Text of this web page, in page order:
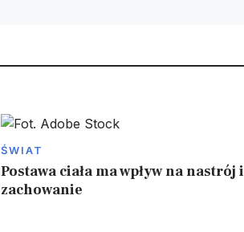
ŚWIAT
Postawa ciała ma wpływ na nastrój i
zachowanie